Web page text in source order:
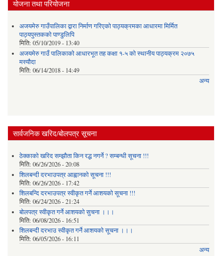
योजना तथा परियोजना
अजयमेरु गाउँपालिका द्वारा निर्माण गरिएको पाठ्यक्रमका आधारमा मिर्मित
पाठ्यपुस्तकको पाण्डुलिपि
मिति: 05/10/2019 - 13:40
अजयमेरु गाउँ पालिकाको आधारभूत तह कक्षा १-५ को स्थानीय पाठ्यक्रम २०७५
मस्यौदा
मिति: 06/14/2018 - 14:49
अन्य
सार्वजनिक खरिद/बोलपत्र सूचना
ठेक्काको खरिद सम्झौता किन रद्ध नगर्ने ? सम्बन्धी सूचना !!!
मिति: 06/26/2026 - 20:08
शिलबन्दी दरभाउपत्र आह्वानको सूचना !!!
मिति: 06/26/2026 - 17:42
शिलबन्दि दरभाउपत्र स्वीकृत गर्ने आशयकाे सूचना !!!
मिति: 06/24/2026 - 21:24
बोलपत्र स्वीकृत गर्ने आशयको सुचना ।।।
मिति: 06/08/2026 - 16:51
शिलबन्दी दरभाउ स्वीकृत गर्ने आशयको सूचना ।।।
मिति: 06/05/2026 - 16:11
अन्य